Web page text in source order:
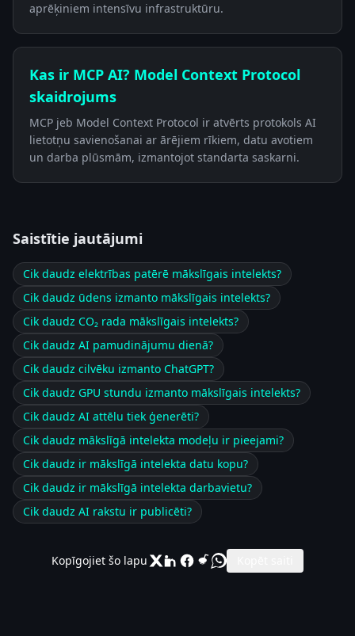
aprēķiniem intensīvu infrastruktūru.
Kas ir MCP AI? Model Context Protocol
skaidrojums
MCP jeb Model Context Protocol ir atvērts protokols AI
lietotņu savienošanai ar ārējiem rīkiem, datu avotiem
un darba plūsmām, izmantojot standarta saskarni.
Saistītie jautājumi
Cik daudz elektrības patērē mākslīgais intelekts?
Cik daudz ūdens izmanto mākslīgais intelekts?
Cik daudz CO₂ rada mākslīgais intelekts?
Cik daudz AI pamudinājumu dienā?
Cik daudz cilvēku izmanto ChatGPT?
Cik daudz GPU stundu izmanto mākslīgais intelekts?
Cik daudz AI attēlu tiek ģenerēti?
Cik daudz mākslīgā intelekta modeļu ir pieejami?
Cik daudz ir mākslīgā intelekta datu kopu?
Cik daudz ir mākslīgā intelekta darbavietu?
Cik daudz AI rakstu ir publicēti?
Kopīgojiet šo lapu